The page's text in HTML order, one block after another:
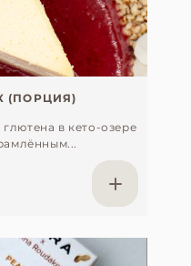
(ПОРЦИЯ)
глютена в кето-озере